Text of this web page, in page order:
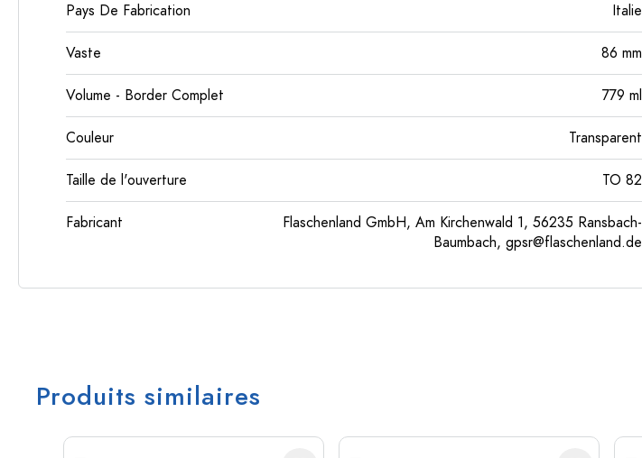
Pays De Fabrication Italie
Vaste 86 mm
Volume - Border Complet 779 ml
Couleur Transparent
Taille de l'ouverture TO 82
Fabricant
Flaschenland GmbH, Am Kirchenwald 1, 56235 Ransbach-
Baumbach, gpsr@flaschenland.de
Produits similaires